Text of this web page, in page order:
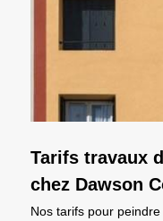
Tarifs travaux
chez Dawson
Nos tarifs pour